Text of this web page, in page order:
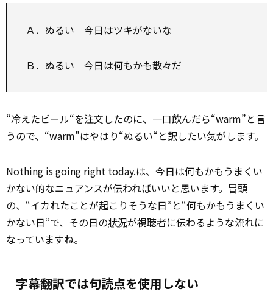
Ａ．ぬるい 今日はツキがないな
Ｂ．ぬるい 今日は何もかも散々だ
“冷えたビール“を注文したのに、一口飲んだら“warm”と言
うので、“warm”はやはり“ぬるい“と訳したい気がします。
Nothing is going right today.は、今日は何もかもうまくい
かない的なニュアンスが伝わればいいと思います。冒頭
の、“イカれたことが起こりそうな日“と“何もかもうまくい
かない日“で、その日の状況が視聴者に伝わるような流れに
なっていますね。
字幕翻訳では句読点を使用しない